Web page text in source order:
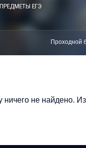
ПРЕДМЕТЫ ЕГЭ
Проходной
ничего не найдено.